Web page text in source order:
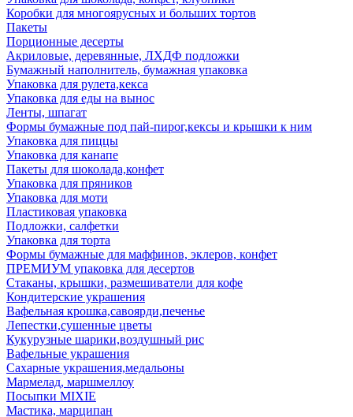
Коробки для многоярусных и больших тортов
Пакеты
Порционные десерты
Акриловые, деревянные, ЛХДФ подложки
Бумажный наполнитель, бумажная упаковка
Упаковка для рулета,кекса
Упаковка для еды на вынос
Ленты, шпагат
Формы бумажные под пай-пирог,кексы и крышки к ним
Упаковка для пиццы
Упаковка для канапе
Пакеты для шоколада,конфет
Упаковка для пряников
Упаковка для моти
Пластиковая упаковка
Подложки, салфетки
Упаковка для торта
Формы бумажные для маффинов, эклеров, конфет
ПРЕМИУМ упаковка для десертов
Стаканы, крышки, размешиватели для кофе
Кондитерские украшения
Вафельная крошка,савоярди,печенье
Лепестки,сушенные цветы
Кукурузные шарики,воздушный рис
Вафельные украшения
Сахарные украшения,медальоны
Мармелад, маршмеллоу
Посыпки MIXIE
Мастика, марципан